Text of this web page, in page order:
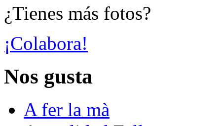
¿Tienes más fotos?
¡Colabora!
Nos gusta
A fer la mà